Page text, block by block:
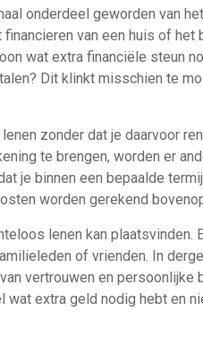
onderdeel geworden van
van een huis of het
wat extra financiële steun
Dit klinkt misschien te
zonder dat je daarvoor
te brengen, worden er
je binnen een bepaalde
worden gerekend
lenen kan plaatsvinden.
of vrienden. In
vertrouwen en persoonlijke
wat extra geld nodig hebt en